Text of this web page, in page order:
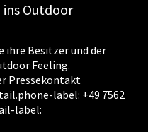
ins Outdoor
ihre Besitzer und der
Feeling.
Pressekontakt
label: +49 7562
label: